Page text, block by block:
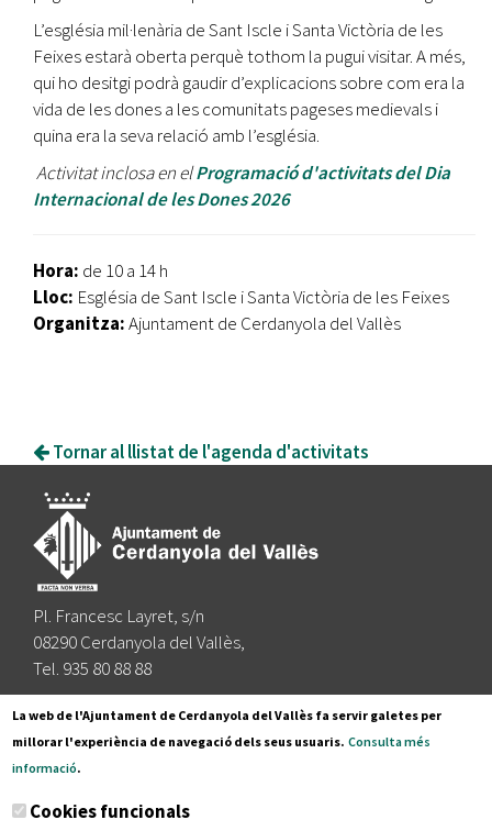
L’església mil·lenària de Sant Iscle i Santa Victòria de les
Feixes estarà oberta perquè tothom la pugui visitar. A més,
qui ho desitgi podrà gaudir d’explicacions sobre com era la
vida de les dones a les comunitats pageses medievals i
quina era la seva relació amb l’església.
Activitat inclosa en el ​Programació d'activitats del Dia
Internacional de les Dones 2026
Hora: de 10 a 14 h
Lloc: Església de Sant Iscle i Santa Victòria de les Feixes
Organitza:Ajuntament de Cerdanyola del Vallès
Tornar al llistat de l'agenda d'activitats
Pl. Francesc Layret, s/n
08290 Cerdanyola del Vallès,
Tel. 935 80 88 88
Segueix-nos a:
Subscriu-te al nostre butlletí
La web de l'Ajuntament de Cerdanyola del Vallès fa servir galetes per
millorar l'experiència de navegació dels seus usuaris. Consulta més
informació.
Cookies funcionals